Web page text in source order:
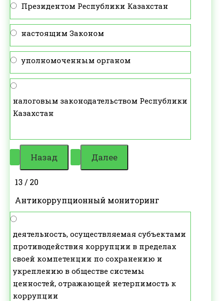
Президентом Республики Казахстан
настоящим Законом
уполномоченным органом
налоговым законодательством Республики
Казахстан
13 / 20
Антикоррупционный мониторинг
деятельность, осуществляемая субъектами
противодействия коррупции в пределах
своей компетенции по сохранению и
укреплению в обществе системы
ценностей, отражающей нетерпимость к
коррупции